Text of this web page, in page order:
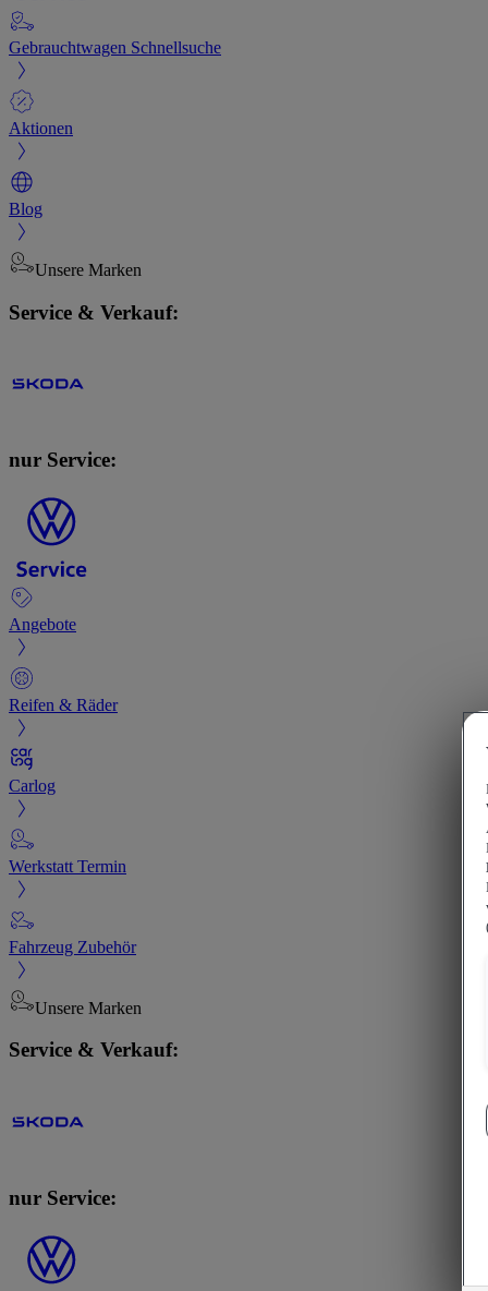
Gebrauchtwagen Schnellsuche
Aktionen
Blog
Unsere Marken
Service & Verkauf:
nur Service:
Angebote
Reifen & Räder
Carlog
Werkstatt Termin
Fahrzeug Zubehör
Unsere Marken
Service & Verkauf:
nur Service: